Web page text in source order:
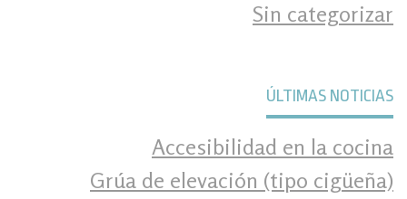
Sin categorizar
ÚLTIMAS NOTICIAS
Accesibilidad en la cocina
Grúa de elevación (tipo cigüeña)